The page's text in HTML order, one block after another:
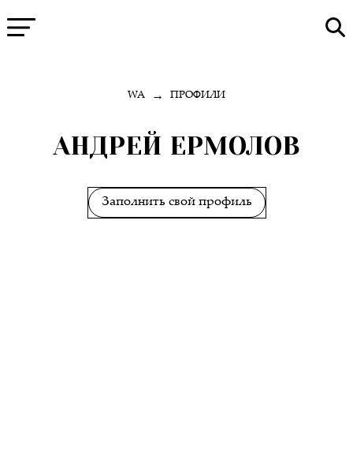
WA → ПРОФИЛИ
АНДРЕЙ ЕРМОЛОВ
Заполнить свой профиль